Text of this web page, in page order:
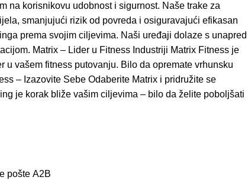
na korisnikovu udobnost i sigurnost. Naše trake za
smanjujući rizik od povreda i osiguravajući efikasan
prema svojim ciljevima. Naši uređaji dolaze s unapred
Matrix – Lider u Fitness Industriji Matrix Fitness je
vašem fitness putovanju. Bilo da opremate vrhunsku
– Izazovite Sebe Odaberite Matrix i pridružite se
je korak bliže vašim ciljevima – bilo da želite poboljšati
pošte A2B